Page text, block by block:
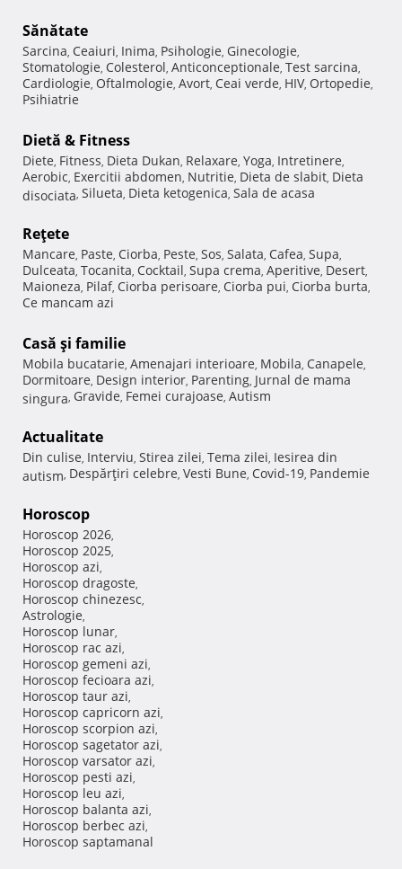
Sănătate
Sarcina, Ceaiuri, Inima, Psihologie, Ginecologie,
Stomatologie, Colesterol, Anticonceptionale, Test sarcina,
Cardiologie, Oftalmologie, Avort, Ceai verde, HIV, Ortopedie,
Psihiatrie
Dietă & Fitness
Diete, Fitness, Dieta Dukan, Relaxare, Yoga, Intretinere,
Aerobic, Exercitii abdomen, Nutritie, Dieta de slabit, Dieta
disociata, Silueta, Dieta ketogenica, Sala de acasa
Reţete
Mancare, Paste, Ciorba, Peste, Sos, Salata, Cafea, Supa,
Dulceata, Tocanita, Cocktail, Supa crema, Aperitive, Desert,
Maioneza, Pilaf, Ciorba perisoare, Ciorba pui, Ciorba burta,
Ce mancam azi
Casă şi familie
Mobila bucatarie, Amenajari interioare, Mobila, Canapele,
Dormitoare, Design interior, Parenting, Jurnal de mama
singura, Gravide, Femei curajoase, Autism
Actualitate
Din culise, Interviu, Stirea zilei, Tema zilei, Iesirea din
autism, Despărţiri celebre, Vesti Bune, Covid-19, Pandemie
Horoscop
Horoscop 2026,
Horoscop 2025,
Horoscop azi,
Horoscop dragoste,
Horoscop chinezesc,
Astrologie,
Horoscop lunar,
Horoscop rac azi,
Horoscop gemeni azi,
Horoscop fecioara azi,
Horoscop taur azi,
Horoscop capricorn azi,
Horoscop scorpion azi,
Horoscop sagetator azi,
Horoscop varsator azi,
Horoscop pesti azi,
Horoscop leu azi,
Horoscop balanta azi,
Horoscop berbec azi,
Horoscop saptamanal